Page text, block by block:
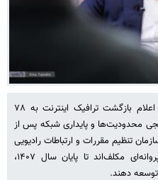
مدیرعامل شرکت ارتباطات زیرساخت با اعلام بازگشت ترافیک اینترنت به ۷۸
از کاهش تدریجی محدودیت‌ها و پایداری شبکه پس از
تنظیم مقررات و ارتباطات رادیویی
اعلام کرد که اپراتورها طبق تعهدات پروانه‌ای مکلف‌اند تا پایان سال ۱۴۰۷،